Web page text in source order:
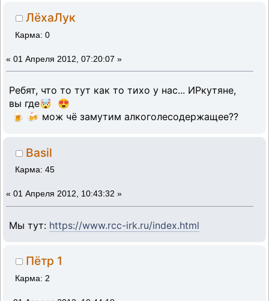
ЛёхаЛук
Карма: 0
« 01 Апреля 2012, 07:20:07 »
Ребят, что то тут как то тихо у нас... ИРкутяне,
вы где🤯 😍
🍺 🍻 мож чё замутим алкоголесодержащее??
Basil
Карма: 45
« 01 Апреля 2012, 10:43:32 »
Мы тут: https://www.rcc-irk.ru/index.html
Пётр 1
Карма: 2